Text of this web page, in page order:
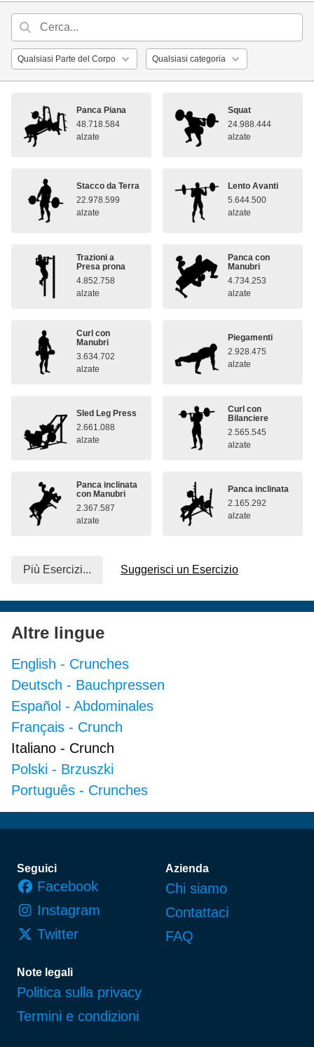
Panca Piana
48.718.584
alzate
Squat
24.988.444
alzate
Stacco da Terra
22.978.599
alzate
Lento Avanti
5.644.500
alzate
Trazioni a
Presa prona
4.852.758
alzate
Panca con
Manubri
4.734.253
alzate
Curl con
Manubri
3.634.702
alzate
Piegamenti
2.928.475
alzate
Sled Leg Press
2.661.088
alzate
Curl con
Bilanciere
2.565.545
alzate
Panca inclinata
con Manubri
2.367.587
alzate
Panca inclinata
2.165.292
alzate
Più Esercizi... Suggerisci un Esercizio
Altre lingue
English - Crunches
Deutsch - Bauchpressen
Español - Abdominales
Français - Crunch
Italiano - Crunch
Polski - Brzuszki
Português - Crunches
Piè di pagina
Seguici
Facebook
Instagram
Twitter
Azienda
Chi siamo
Contattaci
FAQ
Note legali
Politica sulla privacy
Termini e condizioni